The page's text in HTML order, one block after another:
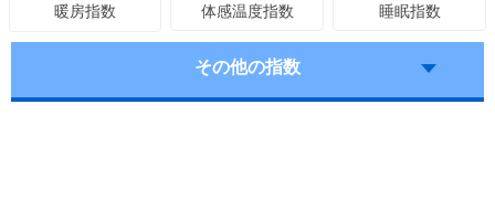
暖房指数 体感温度指数 睡眠指数
その他の指数